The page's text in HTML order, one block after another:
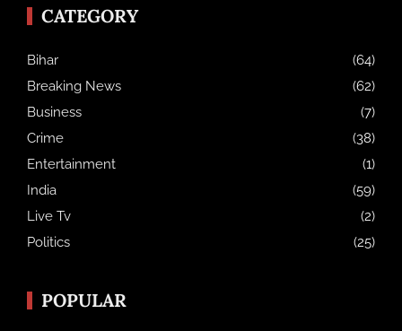
CATEGORY
Bihar
(64)
Breaking News
(62)
Business
(7)
Crime
(38)
Entertainment
(1)
India
(59)
Live Tv
(2)
Politics
(25)
POPULAR